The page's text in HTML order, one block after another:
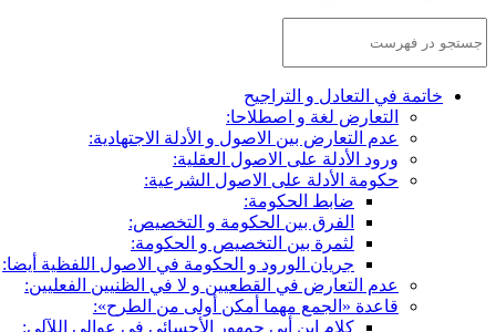
خاتمة في التعادل و التراجيح
التعارض لغة و اصطلاحا:
عدم التعارض بين الاصول و الأدلة الاجتهادية:
ورود الأدلة على الاصول العقلية:
حكومة الأدلة على الاصول الشرعية:
ضابط الحكومة:
الفرق بين الحكومة و التخصيص:
لثمرة بين التخصيص و الحكومة:
جريان الورود و الحكومة في الاصول اللفظية أيضا:
عدم التعارض في القطعيين و لا في الظنيين الفعليين:
قاعدة «الجمع مهما أمكن أولى من الطرح»:
كلام ابن أبي جمهور الأحسائي في عوالي اللآلي: